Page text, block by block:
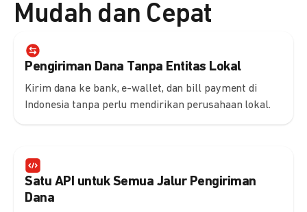
Mudah dan Cepat
Pengiriman Dana Tanpa Entitas Lokal
Kirim dana ke bank, e-wallet, dan bill payment di
Indonesia tanpa perlu mendirikan perusahaan lokal.
Satu API untuk Semua Jalur Pengiriman
Dana